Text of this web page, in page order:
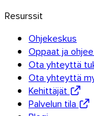
API-
TransferNow API
Automatisoi siirtosi —
Resurssit
Ohjekeskus
Oppaat ja
Ota yhteyttä
Ota yhteyttä
Kehittäjät
Palvelun tila